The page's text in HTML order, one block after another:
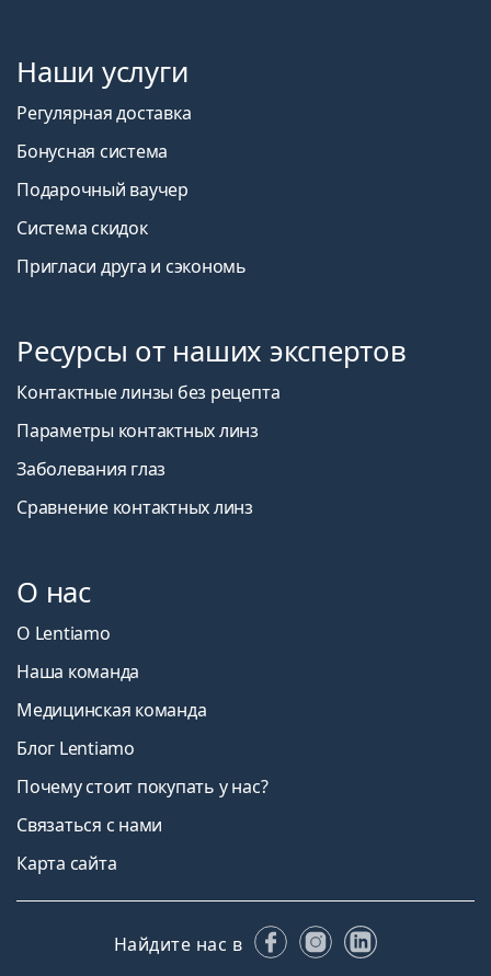
Наши услуги
Регулярная доставка
Бонусная система
Подарочный ваучер
Система скидок
Пригласи друга и сэкономь
Ресурсы от наших экспертов
Контактные линзы без рецепта
Параметры контактных линз
Заболевания глаз
Сравнение контактных линз
О нас
О Lentiamo
Наша команда
Медицинская команда
Блог Lentiamo
Почему стоит покупать у нас?
Связаться с нами
Карта сайта
Найдите нас в FacebookInstagram
LinkedIn